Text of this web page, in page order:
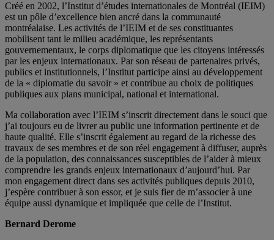
Créé en 2002, l’Institut d’études internationales de Montréal (IEIM)
est un pôle d’excellence bien ancré dans la communauté
montréalaise. Les activités de l’IEIM et de ses constituantes
mobilisent tant le milieu académique, les représentants
gouvernementaux, le corps diplomatique que les citoyens intéressés
par les enjeux internationaux. Par son réseau de partenaires privés,
publics et institutionnels, l’Institut participe ainsi au développement
de la « diplomatie du savoir » et contribue au choix de politiques
publiques aux plans municipal, national et international.
Ma collaboration avec l’IEIM s’inscrit directement dans le souci que
j’ai toujours eu de livrer au public une information pertinente et de
haute qualité. Elle s’inscrit également au regard de la richesse des
travaux de ses membres et de son réel engagement à diffuser, auprès
de la population, des connaissances susceptibles de l’aider à mieux
comprendre les grands enjeux internationaux d’aujourd’hui. Par
mon engagement direct dans ses activités publiques depuis 2010,
j’espère contribuer à son essor, et je suis fier de m’associer à une
équipe aussi dynamique et impliquée que celle de l’Institut.
Bernard Derome